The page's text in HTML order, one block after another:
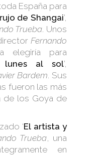
España para
de Shangai’,
Trueba . Unos
Fernando
para
lunes al sol’,
Bardem . Sus
fueron las más
de los Goya de
‘El artista y
Trueba , una
en